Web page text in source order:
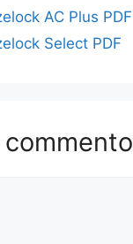
AC Plus PDF
Select PDF